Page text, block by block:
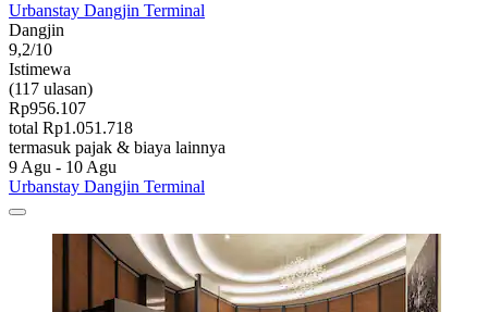
Urbanstay Dangjin Terminal
Dangjin
9,2/10
Istimewa
(117 ulasan)
Rp956.107
total Rp1.051.718
termasuk pajak & biaya lainnya
9 Agu - 10 Agu
Urbanstay Dangjin Terminal